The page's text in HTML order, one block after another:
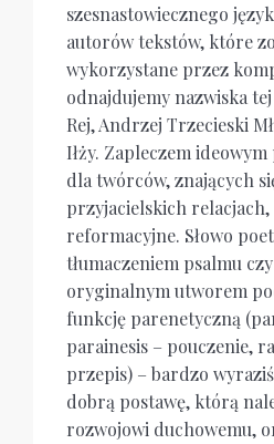
szesnastowiecznego
autorów tekstów, które
wykorzystane przez
odnajdujemy nazwiska
Rej, Andrzej Trzecieski
Iłży. Zapleczem
dla twórców, znających
przyjacielskich relacjach,
reformacyjne. Słowo
tłumaczeniem psalmu
oryginalnym utworem
funkcję parenetyczną
parainesis – pouczenie,
przepis) – bardzo
dobrą postawę, którą
rozwojowi duchowemu,